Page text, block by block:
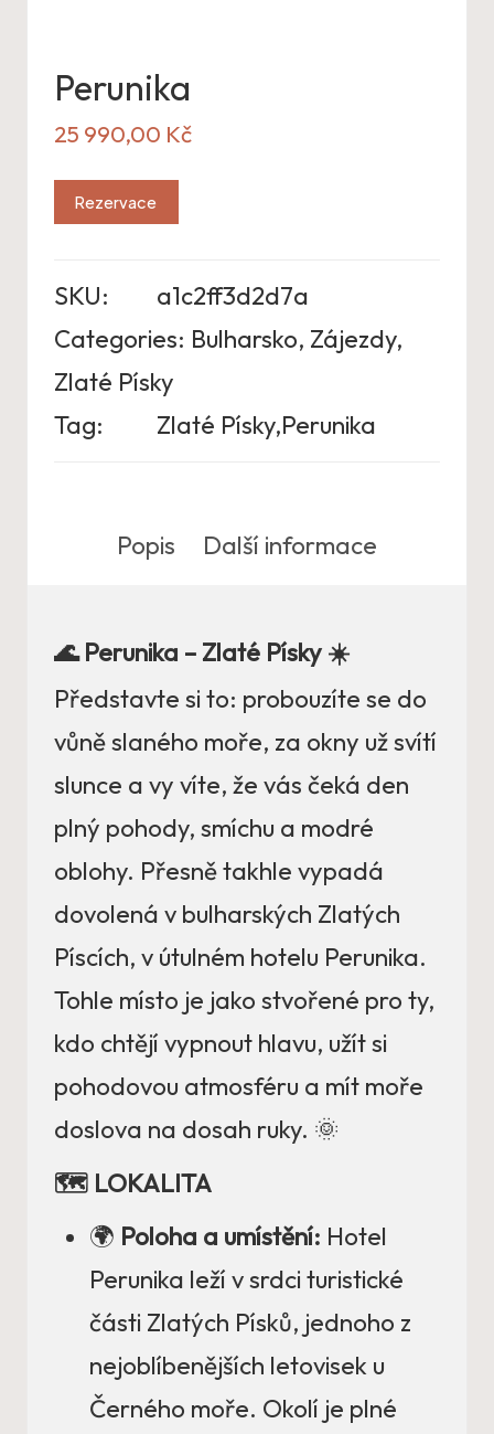
Perunika
25 990,00 Kč
Rezervace
SKU:
a1c2ff3d2d7a
Categories: Bulharsko, Zájezdy,
Zlaté Písky
Tag:
Zlaté Písky,Perunika
Popis Další informace
🌊 Perunika – Zlaté Písky ☀️
Představte si to: probouzíte se do
vůně slaného moře, za okny už svítí
slunce a vy víte, že vás čeká den
plný pohody, smíchu a modré
oblohy. Přesně takhle vypadá
dovolená v bulharských Zlatých
Píscích, v útulném hotelu Perunika.
Tohle místo je jako stvořené pro ty,
kdo chtějí vypnout hlavu, užít si
pohodovou atmosféru a mít moře
doslova na dosah ruky. 🌞
🗺️ LOKALITA
🌍 Poloha a umístění: Hotel
Perunika leží v srdci turistické
části Zlatých Písků, jednoho z
nejoblíbenějších letovisek u
Černého moře. Okolí je plné